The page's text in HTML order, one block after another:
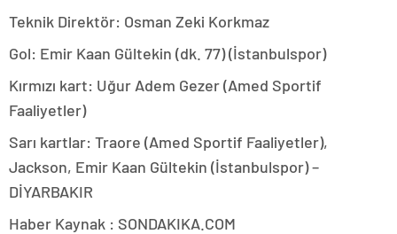
Teknik Direktör: Osman Zeki Korkmaz
Gol: Emir Kaan Gültekin (dk. 77) (İstanbulspor)
Kırmızı kart: Uğur Adem Gezer (Amed Sportif
Faaliyetler)
Sarı kartlar: Traore (Amed Sportif Faaliyetler),
Jackson, Emir Kaan Gültekin (İstanbulspor) –
DİYARBAKIR
Haber Kaynak : SONDAKIKA.COM